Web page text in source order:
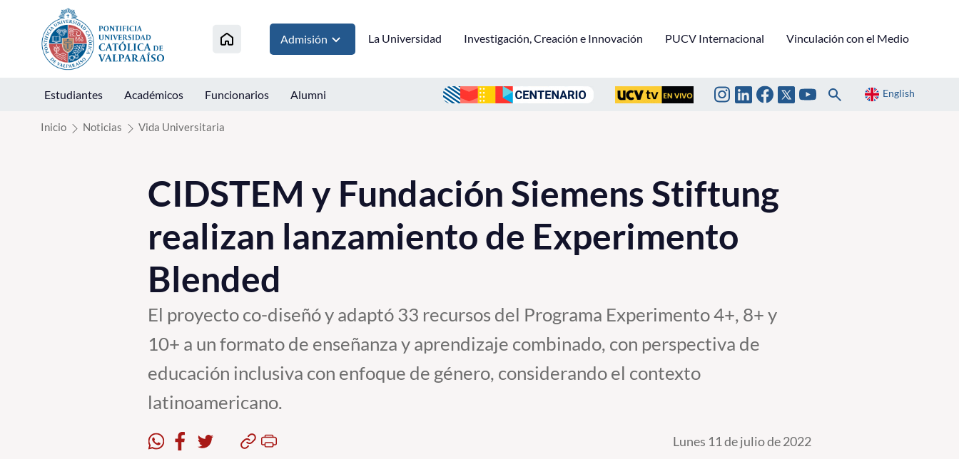
Click acá para ir directamente al contenido
Admisión La Universidad Investigación, Creación e Innovación PUCV Internacional Vinculación con el Medio
Estudiantes Académicos Funcionarios Alumni English
Inicio Noticias Vida Universitaria
CIDSTEM y Fundación Siemens Stiftung
realizan lanzamiento de Experimento
Blended
El proyecto co-diseñó y adaptó 33 recursos del Programa Experimento 4+, 8+ y
10+ a un formato de enseñanza y aprendizaje combinado, con perspectiva de
educación inclusiva con enfoque de género, considerando el contexto
latinoamericano.
Lunes 11 de julio de 2022